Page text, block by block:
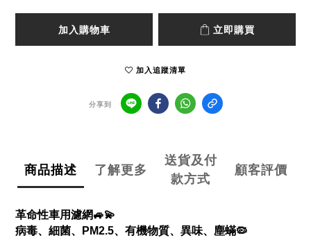
加入購物車 立即購買
加入追蹤清單
分享到
商品描述 了解更多
送貨及付
款方式
顧客評價
革命性車用濾網🚙💫
病毒、細菌、
PM2.5、有機物質、異味、 塵蟎🦠